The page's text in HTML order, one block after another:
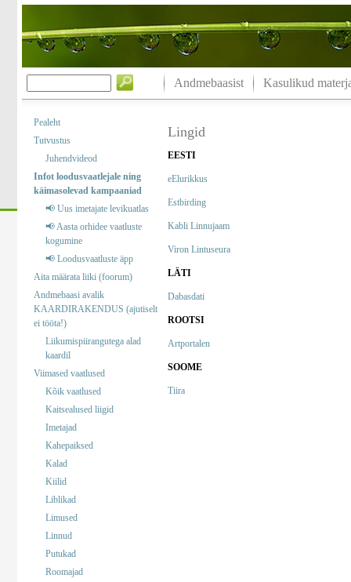
Andmebaasist Kasulikud
Pealeht
Tutvustus
Juhendvideod
Infot loodusvaatlejale ning
käimasolevad kampaaniad
📢 Uus imetajate levikuatlas
📢 Aasta orhidee vaatluste
kogumine
📢 Loodusvaatluste äpp
Aita määrata liiki (foorum)
Andmebaasi avalik
KAARDIRAKENDUS (ajutiselt
ei tööta!)
Liikumispiirangutega alad
kaardil
Viimased vaatlused
Kõik vaatlused
Kaitsealused liigid
Imetajad
Kahepaiksed
Kalad
Kiilid
Liblikad
Limused
Linnud
Putukad
Roomajad
Lingid
EESTI
eElurikkus
Estbirding
Kabli Linnujaam
Viron Lintuseura
LÄTI
Dabasdati
ROOTSI
Artportalen
SOOME
Tiira